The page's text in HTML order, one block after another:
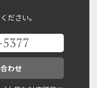
ださい。
わせ